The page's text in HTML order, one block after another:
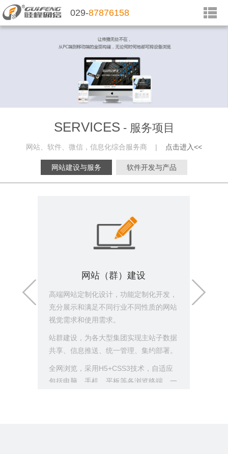
029-87876158
SERVICES - 服务项目
网站、软件、微信，信息化综合服务商 | 点击进入<<
网站建设与服务 软件开发与产品
网站（群）建设
高端网站定制化设计，功能定制化开发，
充分展示和满足不同行业不同性质的网站
视觉需求和使用需求。
站群建设，为各大型集团实现主站子数据
共享、信息推送、统一管理、集约部署。
全网浏览，采用H5+CSS3技术，自适应
包括电脑、手机、平板等各浏览终端，一
网站安